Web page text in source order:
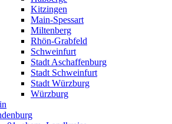
Kitzingen
Main-Spessart
Miltenberg
Rhön-Grabfeld
Schweinfurt
Stadt Aschaffenburg
Stadt Schweinfurt
Stadt Würzburg
Würzburg